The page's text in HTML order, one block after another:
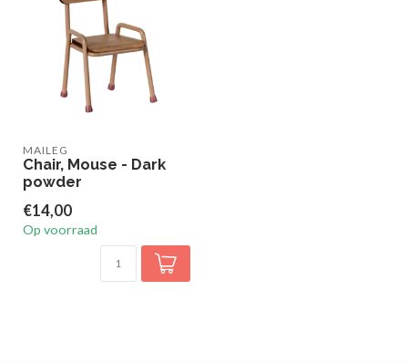
MAILEG
Chair, Mouse - Dark
powder
€14,00
Op voorraad